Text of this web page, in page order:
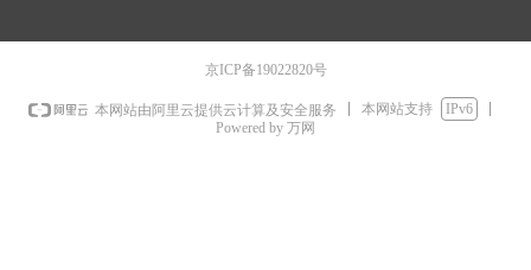
京ICP备19022820号
本网站由阿里云提供云计算及安全服务 本网站支持
IPv6
Powered by 万网